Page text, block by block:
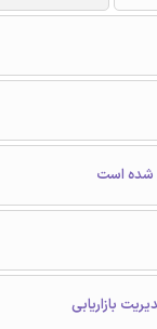
شده است
بازاریابی